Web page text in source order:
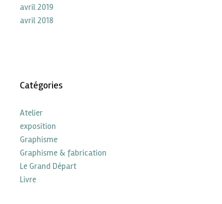
avril 2019
avril 2018
Catégories
Atelier
exposition
Graphisme
Graphisme & fabrication
Le Grand Départ
Livre